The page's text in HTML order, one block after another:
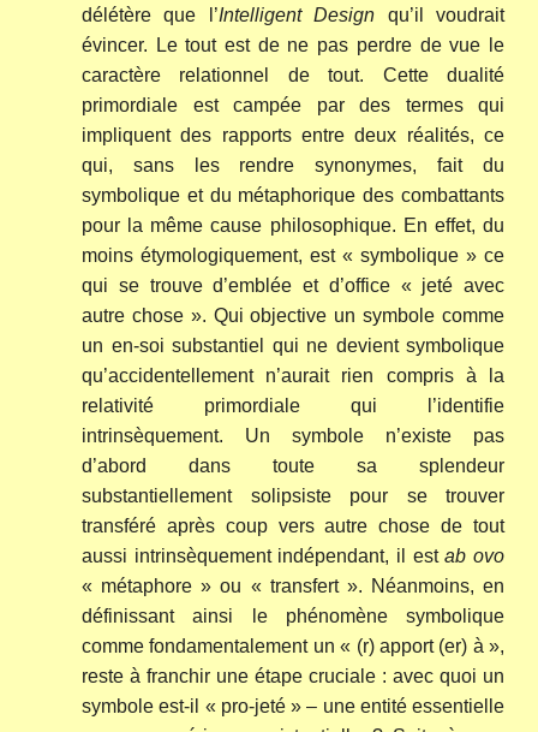
délétère que l’Intelligent Design qu’il voudrait
évincer. Le tout est de ne pas perdre de vue le
caractère relationnel de tout. Cette dualité
primordiale est campée par des termes qui
impliquent des rapports entre deux réalités, ce
qui, sans les rendre synonymes, fait du
symbolique et du métaphorique des combattants
pour la même cause philosophique. En effet, du
moins étymologiquement, est « symbolique » ce
qui se trouve d’emblée et d’office « jeté avec
autre chose ». Qui objective un symbole comme
un en-soi substantiel qui ne devient symbolique
qu’accidentellement n’aurait rien compris à la
relativité primordiale qui l’identifie
intrinsèquement. Un symbole n’existe pas
d’abord dans toute sa splendeur
substantiellement solipsiste pour se trouver
transféré après coup vers autre chose de tout
aussi intrinsèquement indépendant, il estab ovo
« métaphore » ou « transfert ». Néanmoins, en
définissant ainsi le phénomène symbolique
comme fondamentalement un « (r) apport (er) à »,
reste à franchir une étape cruciale : avec quoi un
symbole est-il « pro-jeté » – une entité essentielle